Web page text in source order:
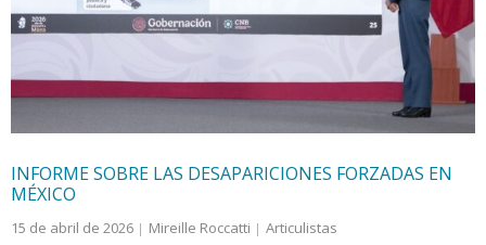
Internacional
Cultura
INFORME SOBRE LAS DESAPARICIONES FORZADAS EN
MÉXICO
15 de abril de 2026 Mireille Roccatti
Articulistas